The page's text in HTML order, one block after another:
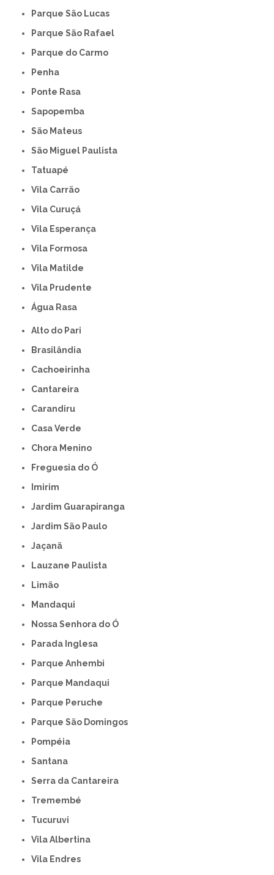
Parque São Lucas
Parque São Rafael
Parque do Carmo
Penha
Ponte Rasa
Sapopemba
São Mateus
São Miguel Paulista
Tatuapé
Vila Carrão
Vila Curuçá
Vila Esperança
Vila Formosa
Vila Matilde
Vila Prudente
Água Rasa
Alto do Pari
Brasilândia
Cachoeirinha
Cantareira
Carandiru
Casa Verde
Chora Menino
Freguesia do Ó
Imirim
Jardim Guarapiranga
Jardim São Paulo
Jaçanã
Lauzane Paulista
Limão
Mandaqui
Nossa Senhora do Ó
Parada Inglesa
Parque Anhembi
Parque Mandaqui
Parque Peruche
Parque São Domingos
Pompéia
Santana
Serra da Cantareira
Tremembé
Tucuruvi
Vila Albertina
Vila Endres